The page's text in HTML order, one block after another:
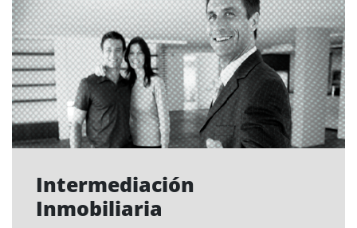
Intermediación
Inmobiliaria